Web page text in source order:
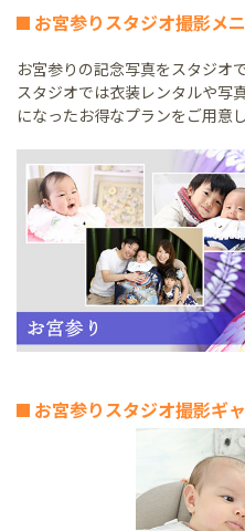
お宮参りスタジオ撮影メ
お宮参りの記念写真をスタジオ
スタジオでは衣装レンタルや写
になったお得なプランをご用意
お宮参りスタジオ撮影ギ